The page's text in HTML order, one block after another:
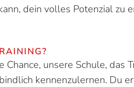
dein volles Potenzial zu
unsere Schule, das
kennenzulernen. Du